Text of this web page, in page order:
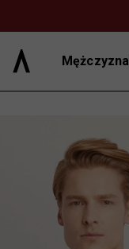
Mężczyzna